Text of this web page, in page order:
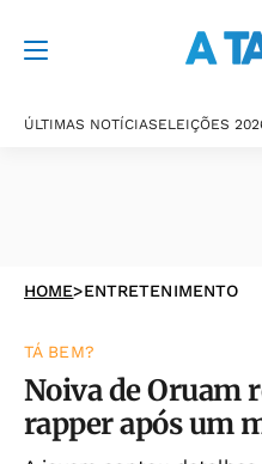
ÚLTIMAS NOTÍCIASELEIÇÕES
HOME>ENTRETENIMENTO
TÁ BEM?
Noiva de Oruam
rapper após um